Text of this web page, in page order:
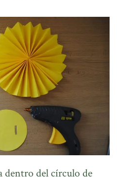
dentro del círculo de